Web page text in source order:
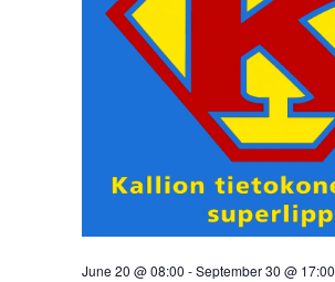
June 20 @ 08:00 -September 30 @ 17:00